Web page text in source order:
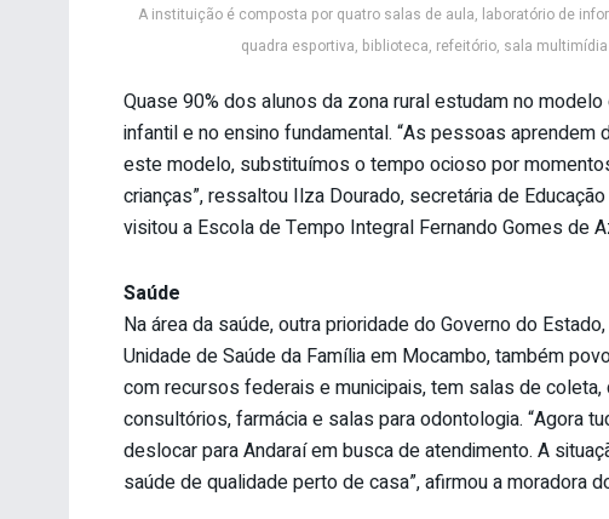
A instituição é composta por quatro salas de aula, laboratório de
quadra esportiva, biblioteca, refeitório, sala
Quase 90% dos alunos da zona rural estudam no
infantil e no ensino fundamental. “As pessoas
este modelo, substituímos o tempo ocioso por
crianças”, ressaltou Ilza Dourado, secretária de
visitou a Escola de Tempo Integral Fernando Gomes de
Saúde
Na área da saúde, outra prioridade do Governo do
Unidade de Saúde da Família em Mocambo, também
com recursos federais e municipais, tem salas de
consultórios, farmácia e salas para odontologia. “Agora
deslocar para Andaraí em busca de atendimento. A
saúde de qualidade perto de casa”, afirmou a moradora